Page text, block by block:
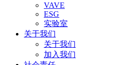
VAVE
ESG
实验室
关于我们
关于我们
加入我们